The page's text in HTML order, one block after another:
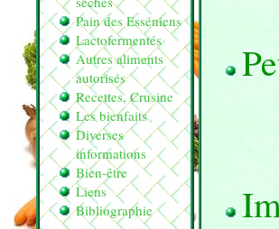
Pain des Esséniens
Lactofermentés
Autres aliments
autorisés
Recettes, Crusine
Les bienfaits
Diverses
informations
Bien-être
Liens
Bibliographie